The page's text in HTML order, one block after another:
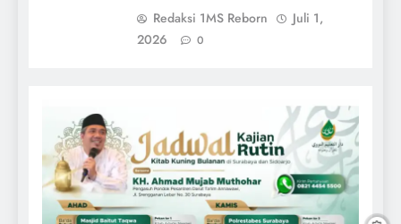
Redaksi 1MS Reborn
Juli 1,
2026
0